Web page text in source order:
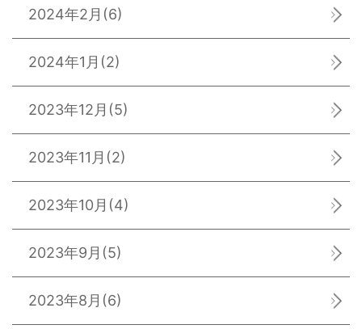
2024年2月 (6)
2024年1月 (2)
2023年12月 (5)
2023年11月 (2)
2023年10月 (4)
2023年9月 (5)
2023年8月 (6)